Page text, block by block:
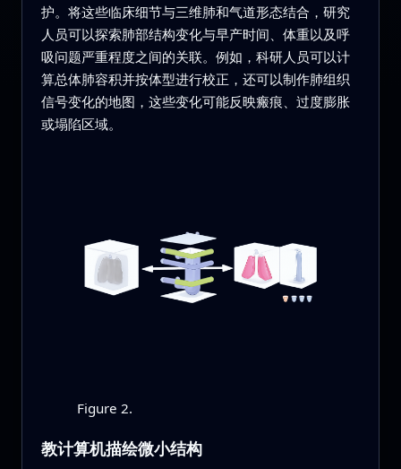
护。将这些临床细节与三维肺和气道形态结合，研究
人员可以探索肺部结构变化与早产时间、体重以及呼
吸问题严重程度之间的关联。例如，科研人员可以计
算总体肺容积并按体型进行校正，还可以制作肺组织
信号变化的地图，这些变化可能反映瘢痕、过度膨胀
或塌陷区域。
Figure 2.
教计算机描绘微小结构